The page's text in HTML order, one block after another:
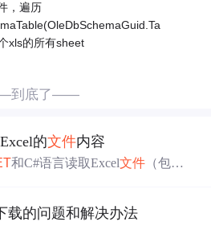
，遍历
xls的所有sheet
到底了——
的文件内容
和C#语言读取Excel文件 （包括.
载的问题和解决办法